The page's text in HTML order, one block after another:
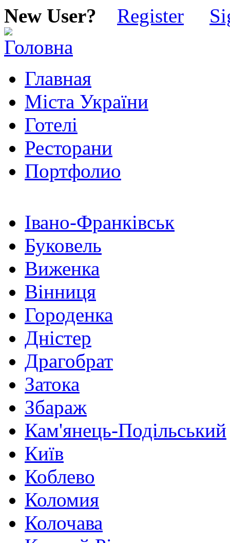
New User? Register
Главная
Міста України
Готелі
Ресторани
Портфолио
Івано-Франківськ
Буковель
Виженка
Вінниця
Городенка
Дністер
Драгобрат
Затока
Збараж
Кам'янець-Подільський
Київ
Коблево
Коломия
Колочава